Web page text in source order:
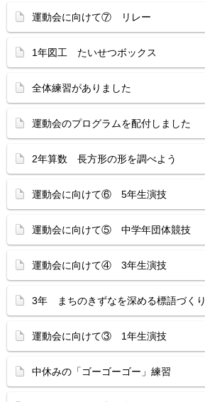
運動会に向けて⑦ リレー
1年図工 たいせつボックス
全体練習がありました
運動会のプログラムを配付しました
2年算数 長方形の形を調べよう
運動会に向けて⑥ 5年生演技
運動会に向けて⑤ 中学年団体競技
運動会に向けて④ 3年生演技
3年 まちのきずなを深める標語づくり
運動会に向けて③ 1年生演技
中休みの「ゴーゴーゴー」練習